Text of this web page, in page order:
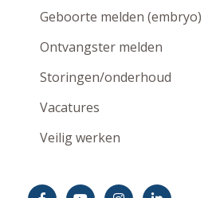
Geboorte melden (embryo)
Ontvangster melden
Storingen/onderhoud
Vacatures
Veilig werken